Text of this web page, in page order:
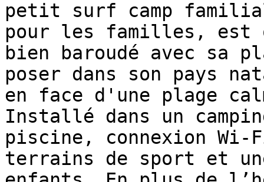
petit surf camp
pour les familles, est
bien baroudé avec sa
poser dans son pays
en face d'une plage
Installé dans un
piscine, connexion Wi-
terrains de sport et